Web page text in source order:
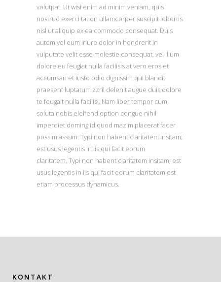
volutpat. Ut wisi enim ad minim veniam, quis
nostrud exerci tation ullamcorper suscipit lobortis
nisl ut aliquip ex ea commodo consequat. Duis
autem vel eum iriure dolor in hendrerit in
vulputate velit esse molestie consequat, vel illum
dolore eu feugiat nulla facilisis at vero eros et
accumsan et iusto odio dignissim qui blandit
praesent luptatum zzril delenit augue duis dolore
te feugait nulla facilisi. Nam liber tempor cum
soluta nobis eleifend option congue nihil
imperdiet doming id quod mazim placerat facer
possim assum. Typi non habent claritatem insitam;
est usus legentis in iis qui facit eorum
claritatem. Typi non habent claritatem insitam; est
usus legentis in iis qui facit eorum claritatem est
etiam processus dynamicus.
KONTAKT